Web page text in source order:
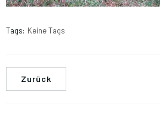
Tags: Keine Tags
Zurück